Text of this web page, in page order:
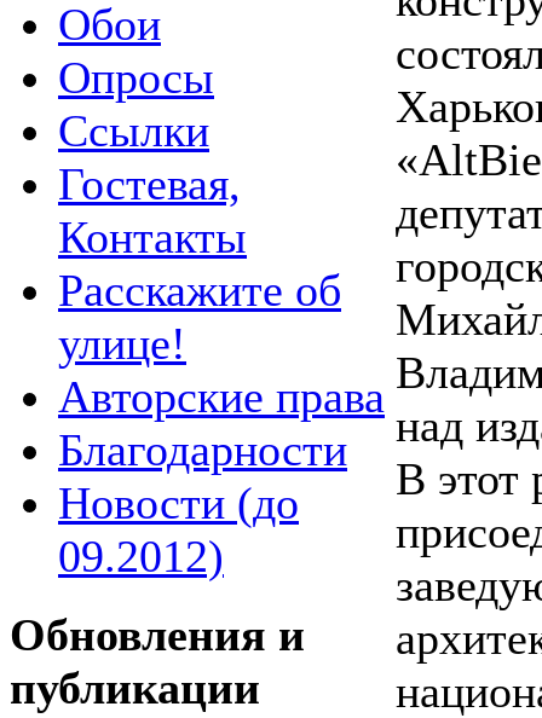
Обои
Опросы
Ссылки
Гостевая,
Контакты
Расскажите об
улице!
Авторские права
Благодарности
Новости (до
09.2012)
Обновления и
публикации
над
В этот